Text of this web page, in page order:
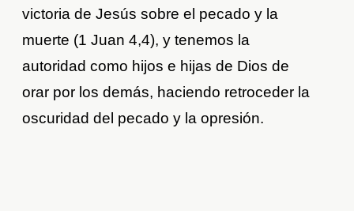
victoria de Jesús sobre el pecado y la
muerte (1 Juan 4,4), y tenemos la
autoridad como hijos e hijas de Dios de
orar por los demás, haciendo retroceder la
oscuridad del pecado y la opresión.